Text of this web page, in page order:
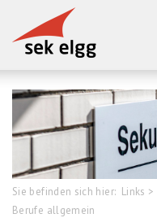
Sie befinden sich hier: Links >
Berufe allgemein